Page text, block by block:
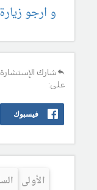
و ارجو
شارك
على:
فيسبوك
الأولى